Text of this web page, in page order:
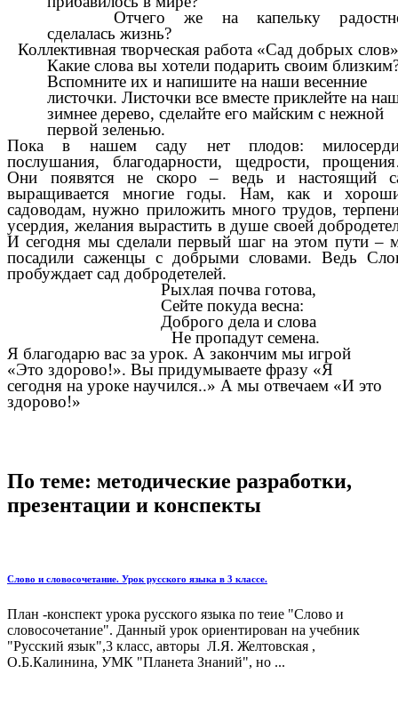
Отчего же на капельку
сделалась жизнь?
Коллективная творческая работа «Сад добрых
Какие слова вы хотели подарить своим
Вспомните их и напишите на наши весенние
листочки. Листочки все вместе приклейте на
зимнее дерево, сделайте его майским с нежной
первой зеленью.
Пока в нашем саду нет плодов:
послушания, благодарности, щедрости,
Они появятся не скоро – ведь и настоящий
выращивается многие годы. Нам, как и
садоводам, нужно приложить много трудов,
усердия, желания вырастить в душе своей
И сегодня мы сделали первый шаг на этом пути –
посадили саженцы с добрыми словами. Ведь
пробуждает сад добродетелей.
Рыхлая почва готова,
Сейте покуда весна:
Доброго дела и слова
Не пропадут семена.
Я благодарю вас за урок. А закончим мы игрой
«Это здорово!». Вы придумываете фразу «Я
сегодня на уроке научился..» А мы отвечаем «И это
здорово!»
По теме: методические разработки,
презентации и конспекты
Слово и словосочетание. Урок русского языка в 3 классе.
План -конспект урока русского языка по теие "Слово и
словосочетание". Данный урок ориентирован на учебник
"Русский язык",3 класс, авторы Л.Я. Желтовская ,
О.Б.Калинина, УМК "Планета Знаний", но ...